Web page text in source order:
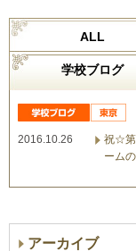
ALL
学校ブログ
2016.10.26
祝☆第
ーム
アーカイブ